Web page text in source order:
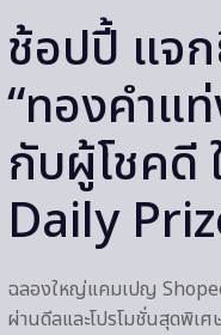
ช้อปปี้ แจ
“ทองคำแ
กับผู้โชคดี
Daily
ฉลองใหญ่แคมเปญ
ผ่านดีลและโปรโมชั่นสุดพิเ